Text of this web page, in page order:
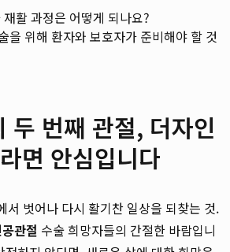
활 과정은 어떻게 되나요?
을 위해 환자와 보호자가 준비해야 할 것
두 번째 관절, 더자인
면 안심입니다
서 벗어나 다시 활기찬 일상을 되찾는 것.
관절 수술 희망자들의 간절한 바람입니